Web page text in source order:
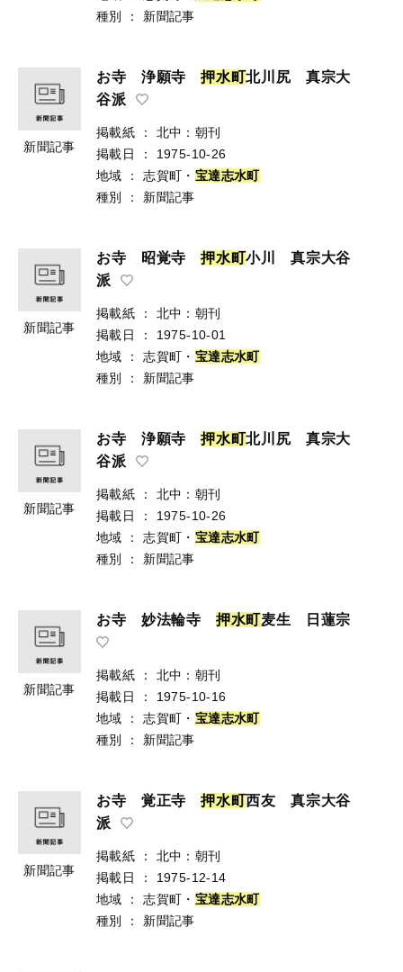
種別
： 新聞記事
新聞記事
お寺 浄願寺押水町北川尻 真宗大
谷派
掲載紙 ：
北中：朝刊
掲載日
：
1975-10-26
地域
： 志賀町・ 宝達志水町
種別
： 新聞記事
新聞記事
お寺 昭覚寺押水町小川 真宗大谷
派
掲載紙 ：
北中：朝刊
掲載日
：
1975-10-01
地域
： 志賀町・ 宝達志水町
種別
： 新聞記事
新聞記事
お寺 浄願寺押水町北川尻 真宗大
谷派
掲載紙 ：
北中：朝刊
掲載日
：
1975-10-26
地域
： 志賀町・ 宝達志水町
種別
： 新聞記事
新聞記事
お寺 妙法輪寺押水町麦生 日蓮宗
掲載紙 ：
北中：朝刊
掲載日
：
1975-10-16
地域
： 志賀町・ 宝達志水町
種別
： 新聞記事
新聞記事
お寺 覚正寺押水町西友 真宗大谷
派
掲載紙 ：
北中：朝刊
掲載日
：
1975-12-14
地域
： 志賀町・ 宝達志水町
種別
： 新聞記事